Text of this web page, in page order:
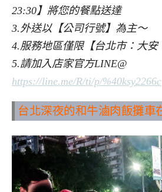
23:30】將您的餐點送達
3.外送以【公司行號】為主～
4.服務地區僅限【台北市：大安
5.請加入店家官方LINE@
https://line.me/R/ti/p/%40ksy2266c
台北深夜的和牛滷肉飯攤車